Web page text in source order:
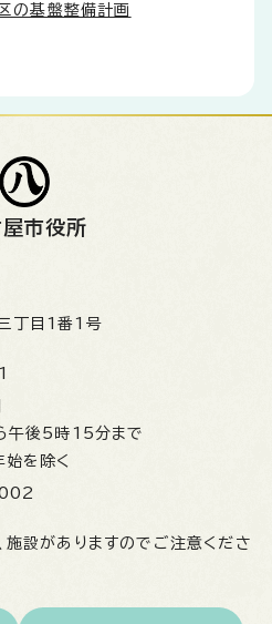
の基盤整備計画
市役所
丁目1番1号
午後5時15分まで
始を除く
設がありますのでご注意くださ